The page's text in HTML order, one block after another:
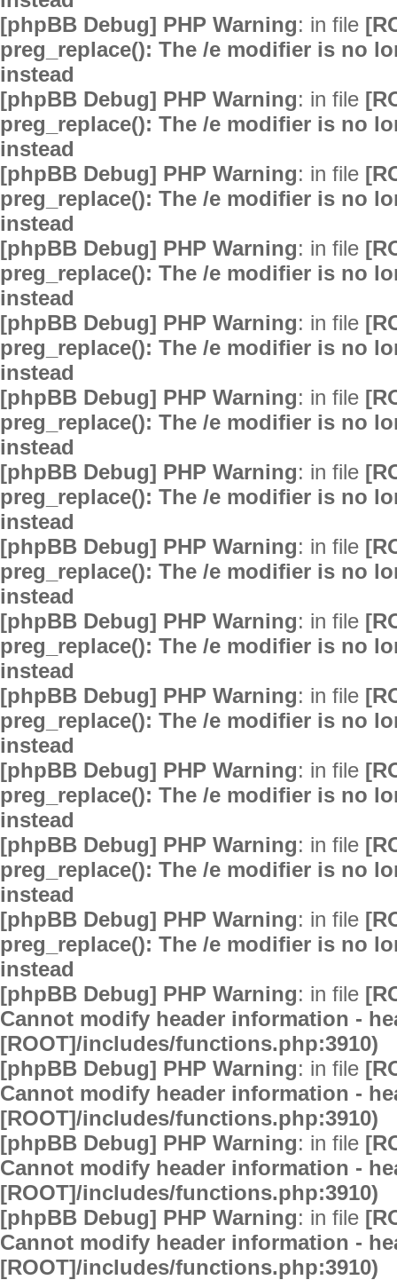
[phpBB Debug] PHP Warning: in file
preg_replace(): The /e modifier is no
instead
[phpBB Debug] PHP Warning: in file
preg_replace(): The /e modifier is no
instead
[phpBB Debug] PHP Warning: in file
preg_replace(): The /e modifier is no
instead
[phpBB Debug] PHP Warning: in file
preg_replace(): The /e modifier is no
instead
[phpBB Debug] PHP Warning: in file
preg_replace(): The /e modifier is no
instead
[phpBB Debug] PHP Warning: in file
preg_replace(): The /e modifier is no
instead
[phpBB Debug] PHP Warning: in file
preg_replace(): The /e modifier is no
instead
[phpBB Debug] PHP Warning: in file
preg_replace(): The /e modifier is no
instead
[phpBB Debug] PHP Warning: in file
preg_replace(): The /e modifier is no
instead
[phpBB Debug] PHP Warning: in file
preg_replace(): The /e modifier is no
instead
[phpBB Debug] PHP Warning: in file
preg_replace(): The /e modifier is no
instead
[phpBB Debug] PHP Warning: in file
preg_replace(): The /e modifier is no
instead
[phpBB Debug] PHP Warning: in file
preg_replace(): The /e modifier is no
instead
[phpBB Debug] PHP Warning: in file
Cannot modify header information -
[ROOT]/includes/functions.php:3910)
[phpBB Debug] PHP Warning: in file
Cannot modify header information -
[ROOT]/includes/functions.php:3910)
[phpBB Debug] PHP Warning: in file
Cannot modify header information -
[ROOT]/includes/functions.php:3910)
[phpBB Debug] PHP Warning: in file
Cannot modify header information -
[ROOT]/includes/functions.php:3910)